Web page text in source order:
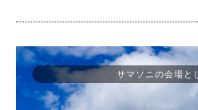
サマソニの会場と